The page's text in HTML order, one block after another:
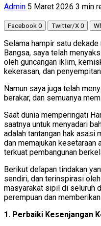
Admin 5 Maret 2026 3 min
Facebook 0 Twitter/X 0
Selama hampir satu
Bangsa, saya telah
oleh guncangan iklim,
kekerasan, dan
Namun saya juga telah
berakar, dan semuanya
Saat dunia memperingati
saatnya untuk menyadari
adalah tantangan hak asasi
dan memajukan kesetaraan
terkuat pembangunan
Berikut delapan tindakan
sendiri, dan terinspirasi
masyarakat sipil di seluruh
perempuan dan
1. Perbaiki Kesenjangan